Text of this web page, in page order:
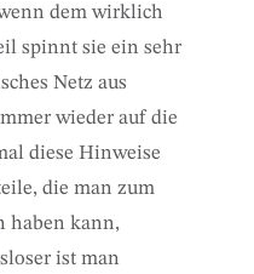
dem wirklich
spinnt sie ein sehr
Netz aus
wieder auf die
diese Hinweise
die man zum
haben kann,
ist man